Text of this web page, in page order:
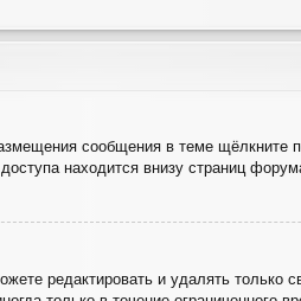
сообщения в теме щёлкните
находится внизу страниц
редактировать и удалять только